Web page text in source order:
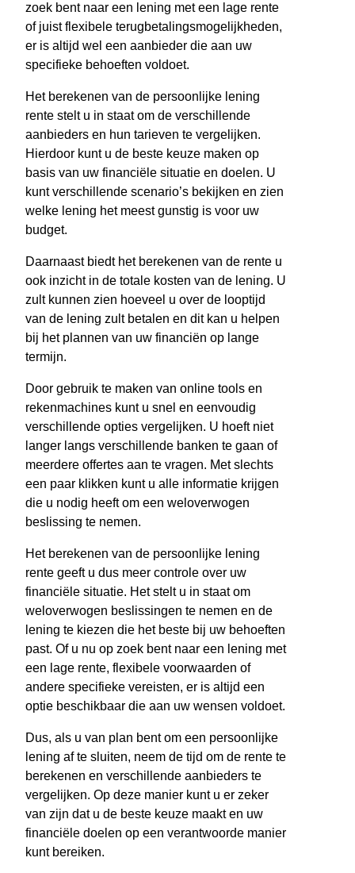
zoek bent naar een lening met een lage rente
of juist flexibele terugbetalingsmogelijkheden,
er is altijd wel een aanbieder die aan uw
specifieke behoeften voldoet.
Het berekenen van de persoonlijke lening
rente stelt u in staat om de verschillende
aanbieders en hun tarieven te vergelijken.
Hierdoor kunt u de beste keuze maken op
basis van uw financiële situatie en doelen. U
kunt verschillende scenario’s bekijken en zien
welke lening het meest gunstig is voor uw
budget.
Daarnaast biedt het berekenen van de rente u
ook inzicht in de totale kosten van de lening. U
zult kunnen zien hoeveel u over de looptijd
van de lening zult betalen en dit kan u helpen
bij het plannen van uw financiën op lange
termijn.
Door gebruik te maken van online tools en
rekenmachines kunt u snel en eenvoudig
verschillende opties vergelijken. U hoeft niet
langer langs verschillende banken te gaan of
meerdere offertes aan te vragen. Met slechts
een paar klikken kunt u alle informatie krijgen
die u nodig heeft om een weloverwogen
beslissing te nemen.
Het berekenen van de persoonlijke lening
rente geeft u dus meer controle over uw
financiële situatie. Het stelt u in staat om
weloverwogen beslissingen te nemen en de
lening te kiezen die het beste bij uw behoeften
past. Of u nu op zoek bent naar een lening met
een lage rente, flexibele voorwaarden of
andere specifieke vereisten, er is altijd een
optie beschikbaar die aan uw wensen voldoet.
Dus, als u van plan bent om een persoonlijke
lening af te sluiten, neem de tijd om de rente te
berekenen en verschillende aanbieders te
vergelijken. Op deze manier kunt u er zeker
van zijn dat u de beste keuze maakt en uw
financiële doelen op een verantwoorde manier
kunt bereiken.